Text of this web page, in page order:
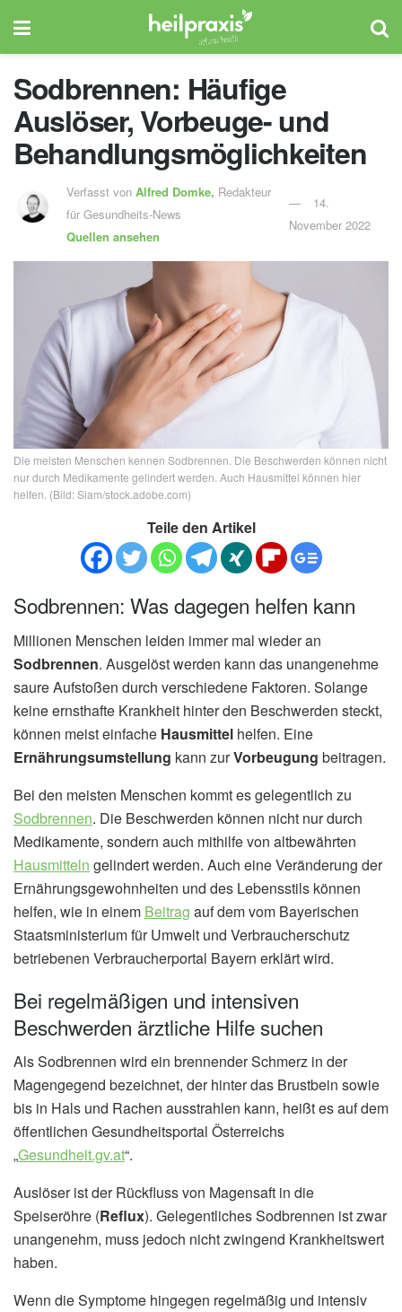
Sodbrennen: Häufige
Auslöser, Vorbeuge- und
Behandlungsmöglichkeiten
Verfasst von Alfred Domke, Redakteur
für Gesundheits-News
Quellen ansehen
14.
November 2022
Die meisten Menschen kennen Sodbrennen. Die Beschwerden können nicht
nur durch Medikamente gelindert werden. Auch Hausmittel können hier
helfen. (Bild: Siam/stock.adobe.com)
Teile den Artikel
Sodbrennen: Was dagegen helfen kann
Millionen Menschen leiden immer mal wieder an
Sodbrennen. Ausgelöst werden kann das unangenehme
saure Aufstoßen durch verschiedene Faktoren. Solange
keine ernsthafte Krankheit hinter den Beschwerden steckt,
können meist einfache Hausmittel helfen. Eine
Ernährungsumstellung kann zurVorbeugung beitragen.
Bei den meisten Menschen kommt es gelegentlich zu
Sodbrennen. Die Beschwerden können nicht nur durch
Medikamente, sondern auch mithilfe von altbewährten
Hausmitteln gelindert werden. Auch eine Veränderung der
Ernährungsgewohnheiten und des Lebensstils können
helfen, wie in einem Beitrag auf dem vom Bayerischen
Staatsministerium für Umwelt und Verbraucherschutz
betriebenen Verbraucherportal Bayern erklärt wird.
Bei regelmäßigen und intensiven
Beschwerden ärztliche Hilfe suchen
Als Sodbrennen wird ein brennender Schmerz in der
Magengegend bezeichnet, der hinter das Brustbein sowie
bis in Hals und Rachen ausstrahlen kann, heißt es auf dem
öffentlichen Gesundheitsportal Österreichs
„Gesundheit.gv.at“.
Auslöser ist der Rückfluss von Magensaft in die
Speiseröhre (Reflux). Gelegentliches Sodbrennen ist zwar
unangenehm, muss jedoch nicht zwingend Krankheitswert
haben.
Wenn die Symptome hingegen regelmäßig und intensiv